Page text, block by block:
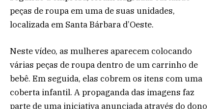
peças de roupa em uma de suas unidades,
localizada em Santa Bárbara d’Oeste.
Neste vídeo, as mulheres aparecem colocando
várias peças de roupa dentro de um carrinho de
bebê. Em seguida, elas cobrem os itens com uma
coberta infantil. A propaganda das imagens faz
parte de uma iniciativa anunciada através do dono